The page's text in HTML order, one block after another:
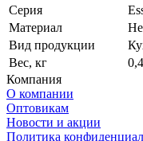
Серия
Материал
Вид продукции
Вес, кг
0,4
Компания
О компании
Оптовикам
Новости и акции
Политика